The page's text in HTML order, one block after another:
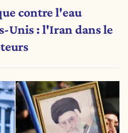
contre l'eau
Unis : l'Iran dans le